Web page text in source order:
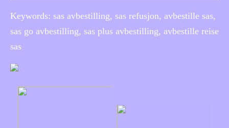
Keywords: sas avbestilling, sas refusjon, avbestille sas,
sas go avbestilling, sas plus avbestilling, avbestille reise
sas